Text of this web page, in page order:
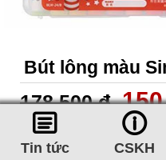
󰈂
Tin tức
󰈢
CSKH
Bút lông màu
178,500 đ
Nhà sản xuất:
Tên tiếng Anh:Color